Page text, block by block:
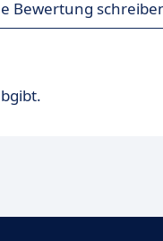
Bewertung